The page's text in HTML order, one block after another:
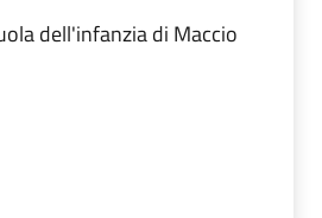
dell'infanzia di Maccio